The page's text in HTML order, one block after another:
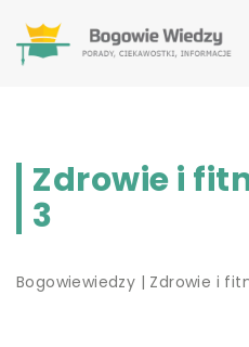
Zdrowie i
3
Bogowiewiedzy | Zdrowie i